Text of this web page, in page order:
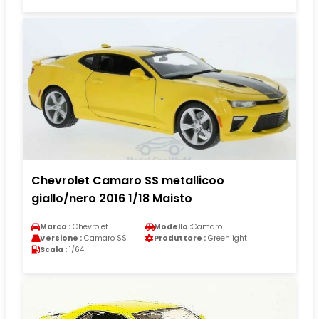
Chevrolet Camaro SS metallicoo
giallo/nero 2016 1/18 Maisto
Marca : Chevrolet Modello :Camaro
Versione : Camaro SS Produttore : Greenlight
Scala : 1/64